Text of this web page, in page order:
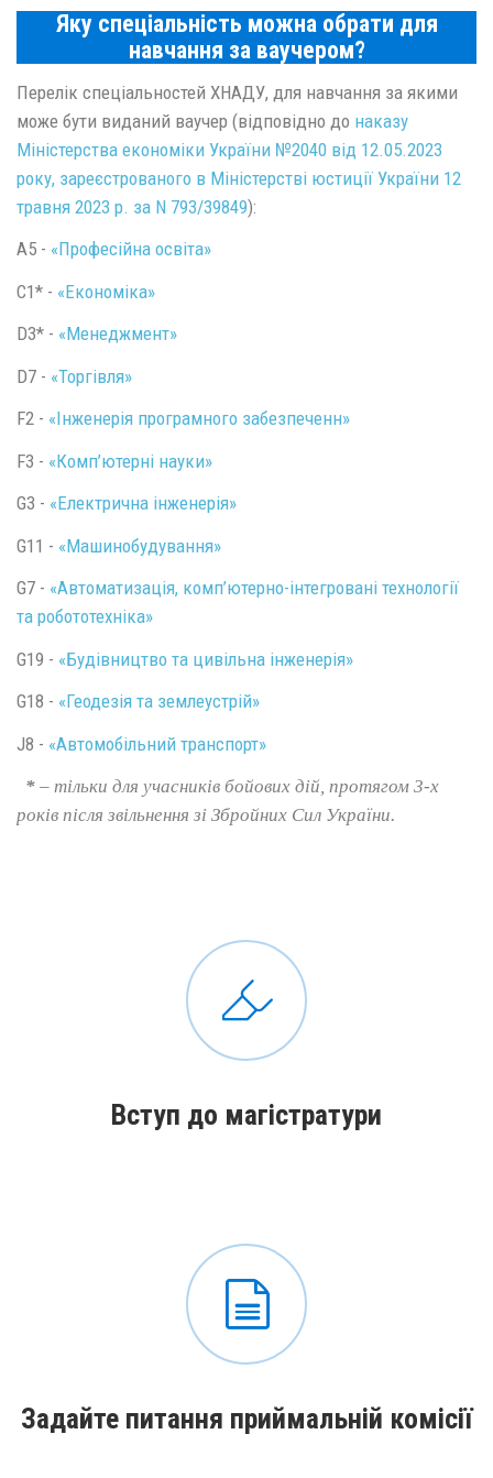
Яку спеціальність можна обрати для
навчання за ваучером?
Перелік спеціальностей ХНАДУ, для навчання за якими
може бути виданий ваучер (відповідно до наказу
Міністерства економіки України №2040 від 12.05.2023
року, зареєстрованого в Міністерстві юстиції України 12
травня 2023 р. за N 793/39849):
A5 - «Професійна освіта»
С1* - «Економіка»
D3* - «Менеджмент»
D7 - «Торгівля»
F2 - «Інженерія програмного забезпеченн»
F3 - «Комп’ютерні науки»
G3 - «Електрична інженерія»
G11 - «Машинобудування»
G7 - «Автоматизація, комп’ютерно-інтегровані технології
та робототехніка»
G19 - «Будівництво та цивільна інженерія»
G18 - «Геодезія та землеустрій»
J8 - «Автомобільний транспорт»
* – тільки для учасників бойових дій, протягом 3-х
років після звільнення зі Збройних Сил України.
Вступ до магістратури
Задайте питання приймальній комісії